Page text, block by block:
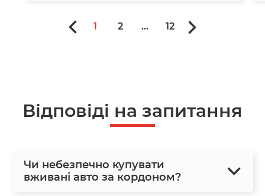
1 2 ... 12
Відповіді на запитання
Чи небезпечно купувати
вживані авто за кордоном?